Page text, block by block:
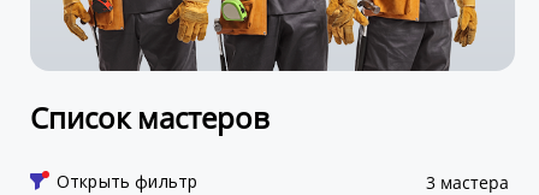
Список мастеров
Открыть фильтр 3 мастера